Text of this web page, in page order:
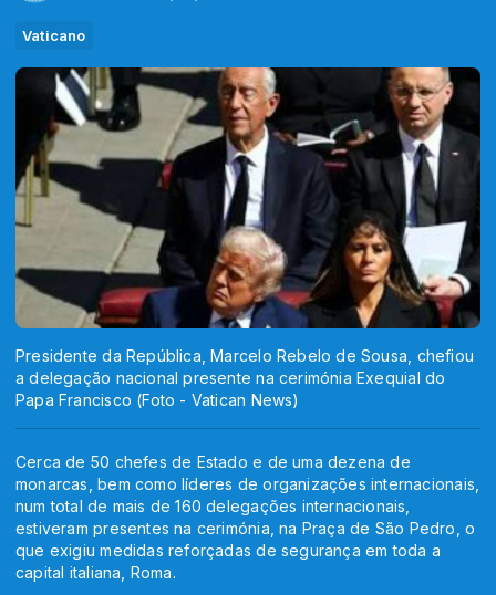
Vaticano
Presidente da República, Marcelo Rebelo de Sousa, chefiou
a delegação nacional presente na cerimónia Exequial do
Papa Francisco (Foto - Vatican News)
Cerca de 50 chefes de Estado e de uma dezena de
monarcas, bem como líderes de organizações internacionais,
num total de mais de 160 delegações internacionais,
estiveram presentes na cerimónia, na Praça de São Pedro, o
que exigiu medidas reforçadas de segurança em toda a
capital italiana, Roma.